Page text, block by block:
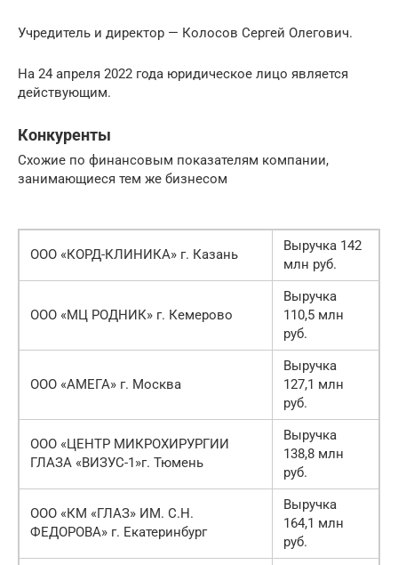
Учредитель и директор — Колосов Сергей Олегович.
На 24 апреля 2022 года юридическое лицо является
действующим.
Конкуренты
Схожие по финансовым показателям компании,
занимающиеся тем же бизнесом
ООО «КОРД-КЛИНИКА» г. Казань
Выручка 142
млн руб.
ООО «МЦ РОДНИК» г. Кемерово
Выручка
110,5 млн
руб.
ООО «АМЕГА» г. Москва
Выручка
127,1 млн
руб.
ООО «ЦЕНТР МИКРОХИРУРГИИ
ГЛАЗА «ВИЗУС-1»г. Тюмень
Выручка
138,8 млн
руб.
ООО «КМ «ГЛАЗ» ИМ. С.Н.
ФЕДОРОВА» г. Екатеринбург
Выручка
164,1 млн
руб.